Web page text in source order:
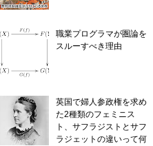
職業プログラマが圏論を
スルーすべき理由
英国で婦人参政権を求め
た2種類のフェミニス
ト、サフラジストとサフ
ラジェットの違いって何